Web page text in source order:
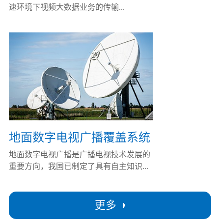
更多
速环境下视频大数据业务的传输...
地面数字电视广播覆盖系统
地面数字电视广播是广播电视技术发展的
重要方向，我国已制定了具有自主知识...